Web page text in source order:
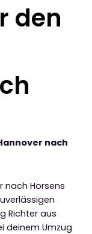
den
nach
nach Horsens
Richter aus
deinem Umzug